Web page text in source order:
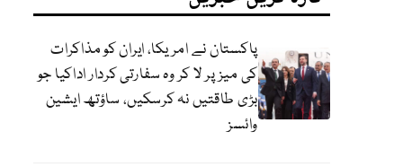
پاکستان نے امریکا، ایران کو مذاکرات
کی میز پر لا کر وہ سفارتی کردار اداکیا جو
بڑی طاقتیں نہ کرسکیں، ساؤتھ ایشین
وائسز